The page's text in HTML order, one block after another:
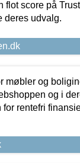
flot score på
deres udvalg.
møbler og
og i
rentefri